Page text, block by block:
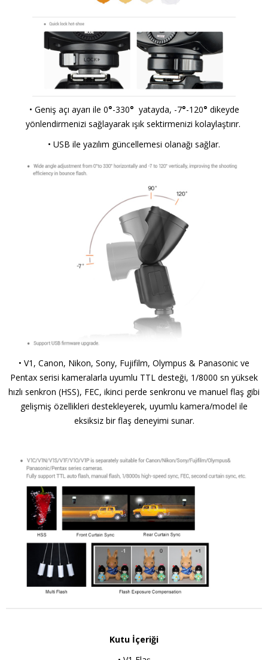
• Geniş açı ayarı ile 0°-330° yatayda, -7°-120° dikeyde
yönlendirmenizi sağlayarak ışık sektirmenizi kolaylaştırır.
• USB ile yazılım güncellemesi olanağı sağlar.
• V1, Canon, Nikon, Sony, Fujifilm, Olympus & Panasonic ve
Pentax serisi kameralarla uyumlu TTL desteği, 1/8000 sn yüksek
hızlı senkron (HSS), FEC, ikinci perde senkronu ve manuel flaş gibi
gelişmiş özellikleri destekleyerek, uyumlu kamera/model ile
eksiksiz bir flaş deneyimi sunar.
Kutu İçeriği